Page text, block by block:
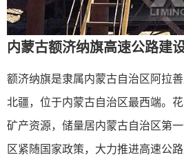
内蒙古额济纳旗高速公路建
额济纳旗是隶属内蒙古自治区阿拉
北疆，位于内蒙古自治区最西端。
矿产资源，储量居内蒙古自治区第
区紧随国家政策，大力推进高速公